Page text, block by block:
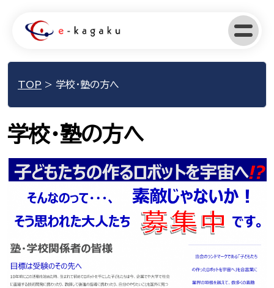
TOP > 学校・塾の方へ
学校・塾の方へ